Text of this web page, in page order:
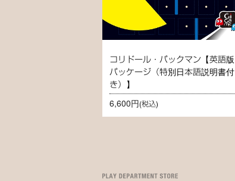
コリドール・パックマン【英語版
パッケージ（特別日本語説明書付
き）】
6,600円(税込)